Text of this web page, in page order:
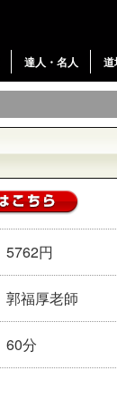
達人・名人 道
5762円
郭福厚老師
60分